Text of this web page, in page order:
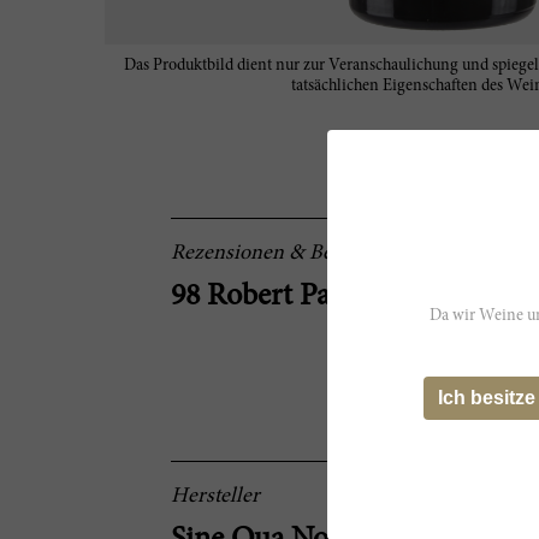
Das Produktbild dient nur zur Veranschaulichung und
tatsächlichen Eigenschaften des
Rezensionen & Bewertungen
98 Robert Parker
Hersteller
Da wir Weine
Ich